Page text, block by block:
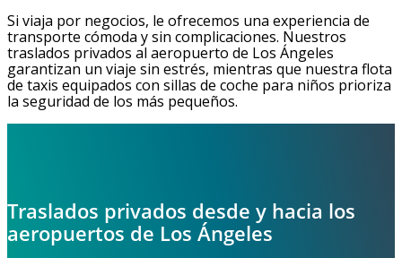
Si viaja por negocios, le ofrecemos una experiencia de
transporte cómoda y sin complicaciones. Nuestros
traslados privados al aeropuerto de Los Ángeles
garantizan un viaje sin estrés, mientras que nuestra flota
de taxis equipados con sillas de coche para niños prioriza
la seguridad de los más pequeños.
Traslados privados desde y hacia los
aeropuertos de Los Ángeles